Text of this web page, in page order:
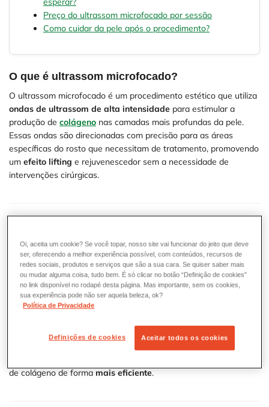
Preço do ultrassom microfocado por sessão
Como cuidar da pele após o procedimento?
O que é ultrassom microfocado?
O ultrassom microfocado é um procedimento estético que utiliza
ondas de ultrassom de alta intensidade para estimular a
produção de colágeno nas camadas mais profundas da pele.
Essas ondas são direcionadas com precisão para as áreas
específicas do rosto que necessitam de tratamento, promovendo
um efeito lifting e rejuvenescedor sem a necessidade de
intervenções cirúrgicas.
A principal diferença entre o ultrassom microfocado e o
macrofocado está naprofundidade em que as ondas de
ultrassom agem na pele. Enquanto o ultrassom macrofocado
atua nas camadas superficiais da pele, o ultrassom microfocado
é capaz de atingir as camadas mais profundas, como a derme e
de colágeno de forma mais eficiente.
Oi, aceita um cookie? Se você topar, nosso site vai funcionar do jeito que deve
ser, oferecendo a melhor experiência possível, com conteúdos, recursos de
redes sociais, produtos e serviços que são a sua cara. Se quiser saber mais
ou mudar alguma coisa, tudo bem. É só clicar no botão “Definição de cookies”
no link disponível no rodapé desta página. Mas importante, sem os cookies,
sua experiência pode não ser aquela beleza, ok?
Política de Privacidade
Definições de cookies Aceitar todos os cookies